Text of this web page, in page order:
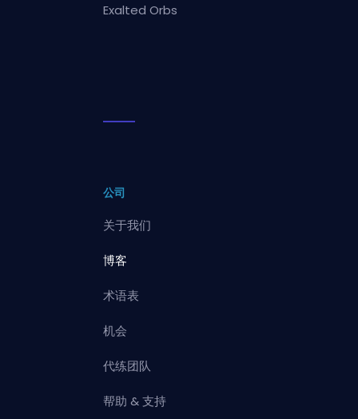
Exalted Orbs
公司
关于我们
博客
术语表
机会
代练团队
帮助 & 支持